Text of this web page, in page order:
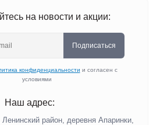
на новости и акции:
Подписаться
конфиденциальности и согласен с
условиями
Наш адрес:
Ленинский район, деревня Апаринки,